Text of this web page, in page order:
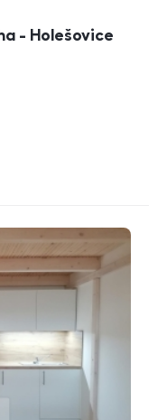
- Holešovice